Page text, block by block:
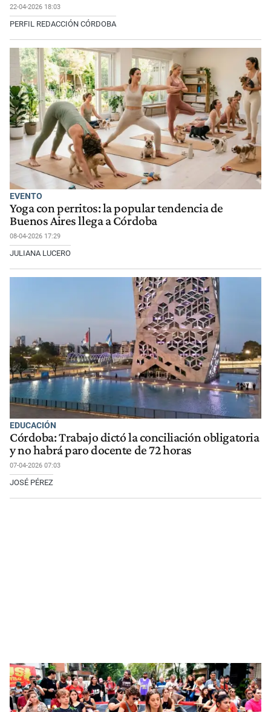
22-04-2026 18:03
PERFIL REDACCIÓN CÓRDOBA
EVENTO
Yoga con perritos: la popular tendencia de
Buenos Aires llega a Córdoba
08-04-2026 17:29
JULIANA LUCERO
EDUCACIÓN
Córdoba: Trabajo dictó la conciliación obligatoria
y no habrá paro docente de 72 horas
07-04-2026 07:03
JOSÉ PÉREZ